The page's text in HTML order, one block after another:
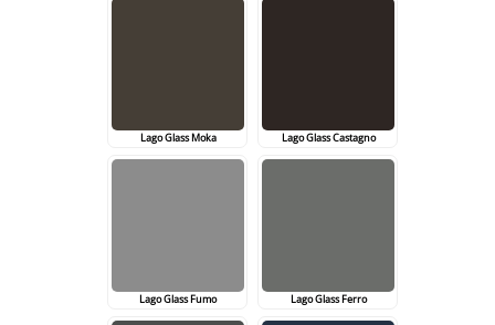
Lago Glass Moka Lago Glass Castagno
Lago Glass Fumo Lago Glass Ferro